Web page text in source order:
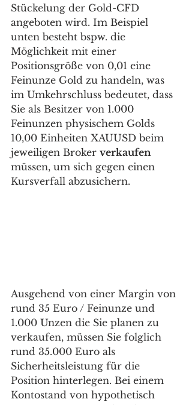
Stückelung der Gold-CFD
angeboten wird. Im Beispiel
unten besteht bspw. die
Möglichkeit mit einer
Positionsgröße von 0,01 eine
Feinunze Gold zu handeln, was
im Umkehrschluss bedeutet, dass
Sie als Besitzer von 1.000
Feinunzen physischem Golds
10,00 Einheiten XAUUSD beim
jeweiligen Broker verkaufen
müssen, um sich gegen einen
Kursverfall abzusichern.
Ausgehend von einer Margin von
rund 35 Euro / Feinunze und
1.000 Unzen die Sie planen zu
verkaufen, müssen Sie folglich
rund 35.000 Euro als
Sicherheitsleistung für die
Position hinterlegen. Bei einem
Kontostand von hypothetisch